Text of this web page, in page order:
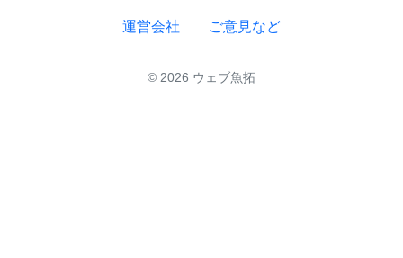
運営会社 ご意見など
© 2026 ウェブ魚拓